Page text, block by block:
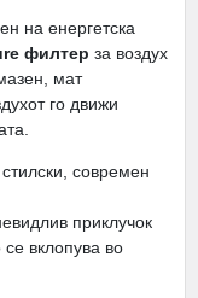
на енергетска
филтер за воздух
мат
го движи
современ
приклучок
вклопува во